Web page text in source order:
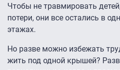
Чтобы не травмировать
потери, они все остались в
этажах.
Но разве можно избежать
жить под одной крышей?